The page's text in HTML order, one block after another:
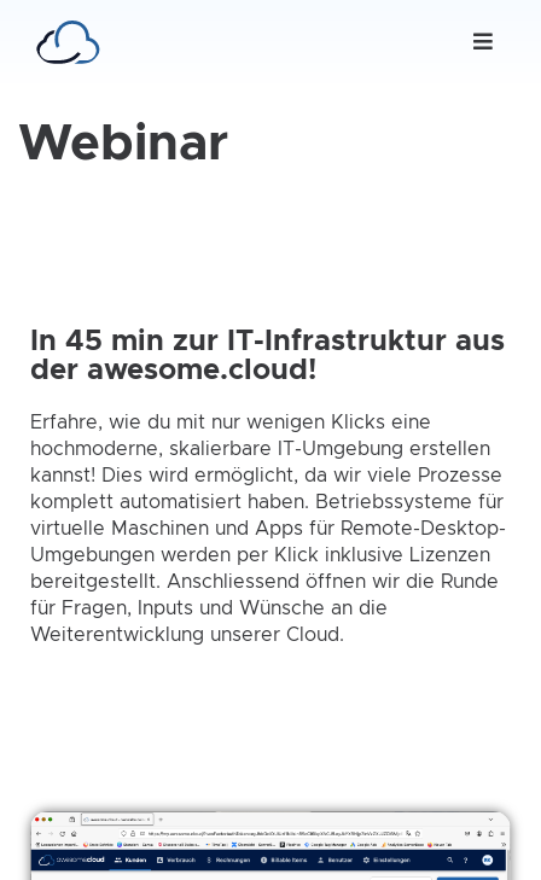
Webinar
In 45 min zur IT-Infrastruktur aus
der awesome.cloud!
Erfahre, wie du mit nur wenigen Klicks eine
hochmoderne, skalierbare IT-Umgebung erstellen
kannst! Dies wird ermöglicht, da wir viele Prozesse
komplett automatisiert haben. Betriebssysteme für
virtuelle Maschinen und Apps für Remote-Desktop-
Umgebungen werden per Klick inklusive Lizenzen
bereitgestellt. Anschliessend öffnen wir die Runde
für Fragen, Inputs und Wünsche an die
Weiterentwicklung unserer Cloud.